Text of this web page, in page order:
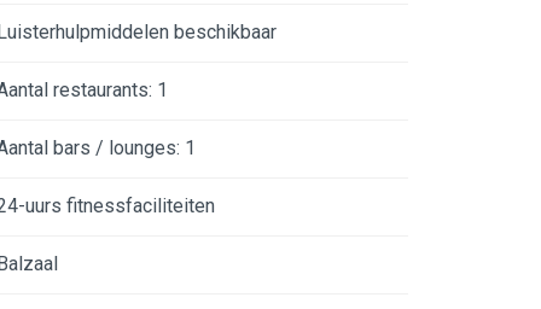
beschikbaar
restaurants: 1
bars / lounges: 1
uurs fitnessfaciliteiten